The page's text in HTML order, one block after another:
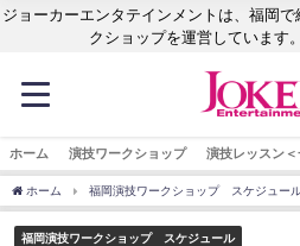
ジョーカーエンタテインメントは、福岡
クショップを運営しています
ホーム 演技ワークショップ 演技レッスン
ホーム 福岡演技ワークショップ スケジュー
福岡演技ワークショップ スケジュール